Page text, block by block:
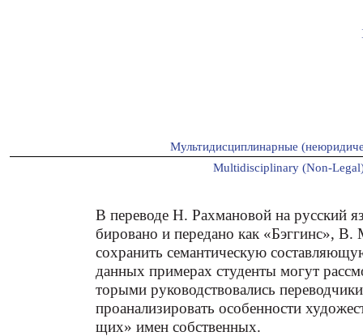
Мультидисциплинарные
Multidisciplinary (Non-
В переводе Н. Рахмановой на русский
бировано и передано как «Бэггинс»,
сохранить семантическую
данных примерах студенты могут
торыми руководствовались
проанализировать особенности
щих» имен собственных.